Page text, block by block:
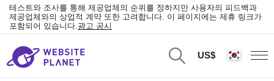
테스트와 조사를 통해 제공업체의 순위를 정하지만 사용자의 피드백과
제공업체와의 상업적 계약 또한 고려합니다. 이 페이지에는 제휴 링크가
포함되어 있습니다.광고 공시
US$